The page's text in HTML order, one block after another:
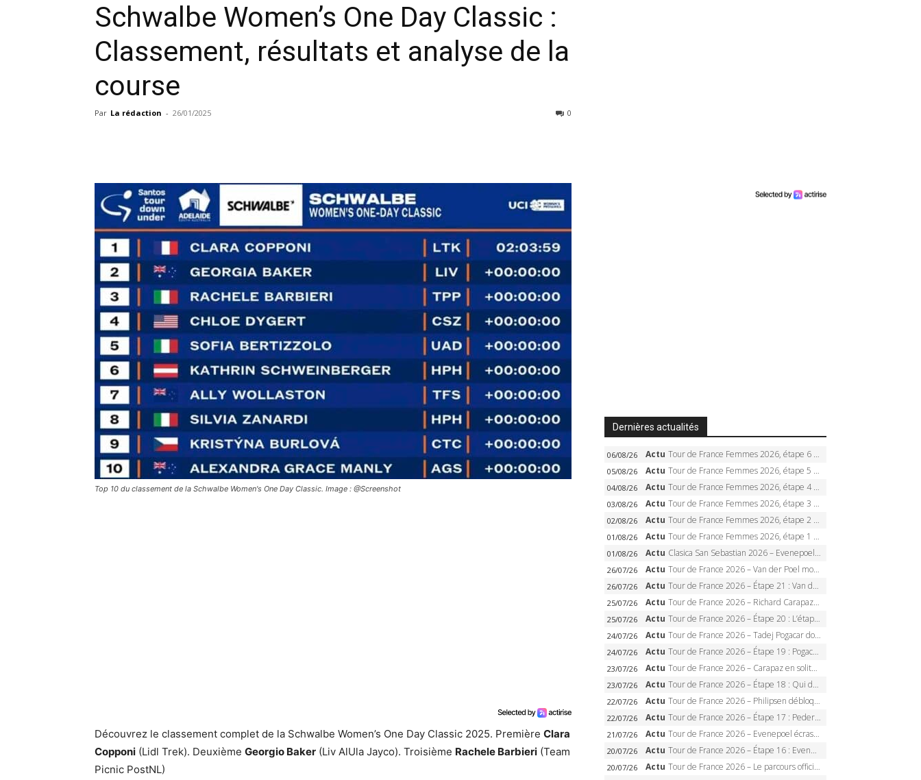
Schwalbe Women’s One Day Classic :
Classement, résultats et analyse de la
course
Par La rédaction - 26/01/2025 0
Top 10 du classement de la Schwalbe Women's One Day Classic. Image : @Screenshot
Découvrez le classement complet de la Schwalbe Women’s One Day Classic 2025. Première Clara
Copponi (Lidl Trek). Deuxième Georgio Baker (Liv AlUla Jayco). Troisième Rachele Barbieri (Team
Picnic PostNL)
Dernières actualités
06/08/26 Actu Tour de France Femmes 2026, étape 6 – Kim Le Court-Pienaar gagne à Tournon, Reusser en jaune
05/08/26 Actu Tour de France Femmes 2026, étape 5 – Demi Vollering gagne à Belleville, Reusser en jaune, Ferrand-Prévot coule
04/08/26 Actu Tour de France Femmes 2026, étape 4 – Marlen Reusser écrase le chrono, Ferrand-Prévot en crise
03/08/26 Actu Tour de France Femmes 2026, étape 3 – Sigrid Haugset en solitaire, 88 km d’échappée, maillot jaune
02/08/26 Actu Tour de France Femmes 2026, étape 2 – Lorena Wiebes doublé à Genève, Markus héroïque, 7e record
01/08/26 Actu Tour de France Femmes 2026, étape 1 – Lorena Wiebes intouchable à Lausanne, premier maillot jaune
01/08/26 Actu Clasica San Sebastian 2026 – Evenepoel recordman, 4e victoire, Carapaz battu au sprint
26/07/26 Actu Tour de France 2026 – Van der Poel monumental à Paris, Pogacar égale le record des cinq sacres
26/07/26 Actu Tour de France 2026 – Étape 21 : Van der Poel, Pogacar, qui succédera à Wout van Aert sur les Champs-Elysées ?
25/07/26 Actu Tour de France 2026 – Richard Carapaz roi des Alpes, doublé et maillot à pois, Seixas perd le podium
25/07/26 Actu Tour de France 2026 – Étape 20 : L’étape reine, Galibier, Sarenne, Alpe d’Huez, qui succédera à Pogacar ?
24/07/26 Actu Tour de France 2026 – Tadej Pogacar dompte l’Alpe d’Huez, 5e victoire, record de Pantani pulvérisé
24/07/26 Actu Tour de France 2026 – Étape 19 : Pogacar peut-il enfin dompter l’Alpe d’Huez ?
23/07/26 Actu Tour de France 2026 – Carapaz en solitaire à Orcières-Merlette, Paret-Peintre à un point du maillot à pois
23/07/26 Actu Tour de France 2026 – Étape 18 : Qui domptera Orcières-Merlette, première marche vers l’Alpe d’Huez ?
22/07/26 Actu Tour de France 2026 – Philipsen débloque son compteur à Voiron, Pedersen en danger pour le maillot vert
22/07/26 Actu Tour de France 2026 – Étape 17 : Pedersen peut-il verrouiller le maillot vert à Voiron ?
21/07/26 Actu Tour de France 2026 – Evenepoel écrase le chrono d’Évian, Seixas 4e, Lipowitz abandonne
20/07/26 Actu Tour de France 2026 – Étape 16 : Evenepoel, Pogacar, Ganna… qui domptera le chrono d’Évian pour redessiner le podium ?
20/07/26 Actu Tour de France 2026 – Le parcours officiel complet : 21 étapes, profils, carte et dates